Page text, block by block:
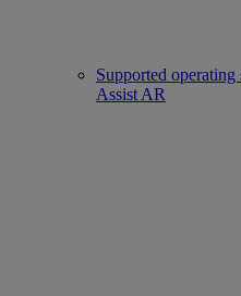
Supported operating
Assist AR